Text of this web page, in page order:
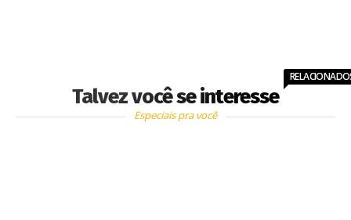
Talvez você se interesse
Especiais pra você